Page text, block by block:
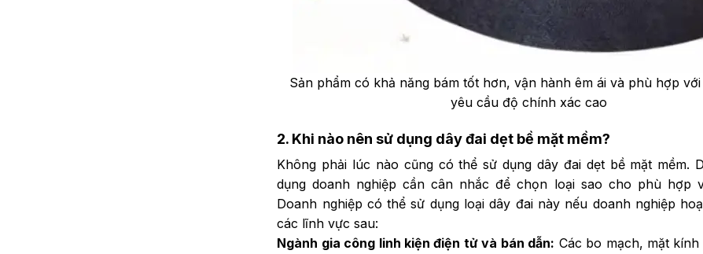
Sản phẩm có khả năng bám tốt hơn, vận hành êm ái và phù hợp
yêu cầu độ chính xác cao
2. Khi nào nên sử dụng dây đai dẹt bề mặt mềm?
Không phải lúc nào cũng có thể sử dụng dây đai dẹt bề mặt mềm.
dụng doanh nghiệp cần cân nhắc để chọn loại sao cho phù hợp
Doanh nghiệp có thể sử dụng loại dây đai này nếu doanh nghiệp
các lĩnh vực sau:
Ngành gia công linh kiện điện tử và bán dẫn: Các bo mạch, mặt